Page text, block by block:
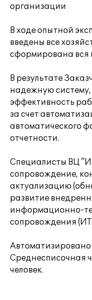
организации
В ходе опытной
введены все
сформирована вся
В результате
надежную систему,
эффективность
за счет
автоматического
отчетности.
Специалисты ВЦ
сопровождение,
актуализацию
развитие
информационно-
сопровождения
Автоматизировано
Среднесписочная
человек.